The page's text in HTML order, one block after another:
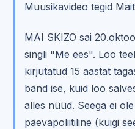
Muusikavideo tegid
MAI SKIZO sai
singli "Me ees". Loo
kirjutatud 15 aastat
bänd ise, kuid loo
alles nüüd. Seega ei
päevapoliitiline (kuigi